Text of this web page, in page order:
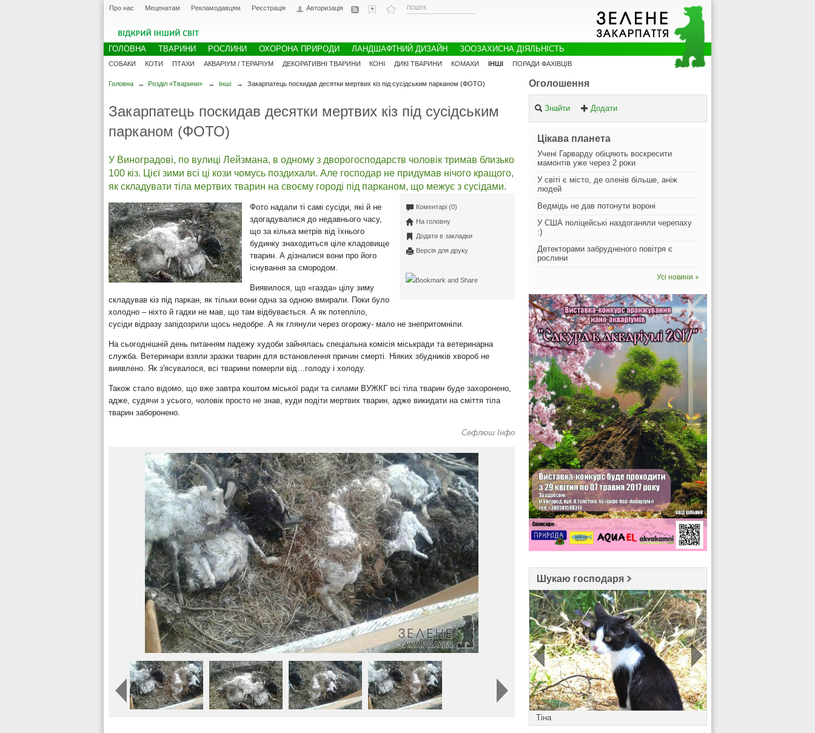
Головна → Розділ «Тварини» → Інші → Закарпатець поскидав десятки мертвих кіз під сусідським парканом (ФОТО)
Закарпатець поскидав десятки мертвих кіз під сусідським
парканом (ФОТО)
У Виноградові, по вулиці Лейзмана, в одному з дворогосподарств чоловік тримав близько
100 кіз. Цієї зими всі ці кози чомусь поздихали. Але господар не придумав нічого кращого,
як складувати тіла мертвих тварин на своєму городі під парканом, що межує з сусідами.
Коментарі (0)
На головну
Додати в закладки
Версія для друку
Фото надали ті самі сусіди, які й не
здогадувалися до недавнього часу,
що за кілька метрів від їхнього
будинку знаходиться ціле кладовище
тварин. А дізналися вони про його
існування за смородом.
Виявилося, що «газда» цілу зиму
складував кіз під паркан, як тільки вони одна за одною вмирали. Поки було
холодно – ніхто й гадки не мав, що там відбувається. А як потепліло,
сусіди відразу запідозрили щось недобре. А як глянули через огорожу- мало не знепритомніли.
На сьогоднішній день питанням падежу худоби зайнялась спеціальна комісія міськради та ветеринарна
служба. Ветеринари взяли зразки тварин для встановлення причин смерті. Ніяких збудників хвороб не
виявлено. Як з'ясувалося, всі тварини померли від…голоду і холоду.
Також стало відомо, що вже завтра коштом міської ради та силами ВУЖКГ всі тіла тварин буде захоронено,
адже, судячи з усього, чоловік просто не знав, куди подіти мертвих тварин, адже викидати на сміття тіла
тварин заборонено.
Сефлюш Інфо
Оголошення
Знайти Додати
Цікава планета
Учені Гарварду обіцяють воскресити
мамонтів уже через 2 роки
У світі є місто, де оленів більше, аніж
людей
Ведмідь не дав потонути вороні
У США поліцейські наздоганяли черепаху
:)
Детекторами забрудненого повітря є
рослини
Усі новини
Шукаю господаря
Тіна
Про нас Меценатам Рекламодавцям Реєстрація Авторизація
ГОЛОВНА ТВАРИНИ РОСЛИНИ ОХОРОНА ПРИРОДИ ЛАНДШАФТНИЙ ДИЗАЙН ЗООЗАХИСНА ДІЯЛЬНІСТЬ
СОБАКИ КОТИ ПТАХИ АКВАРІУМ / ТЕРАРІУМ ДЕКОРАТИВНІ ТВАРИНИ КОНІ ДИКІ ТВАРИНИ КОМАХИ ІНШІ ПОРАДИ ФАХІВЦІВ